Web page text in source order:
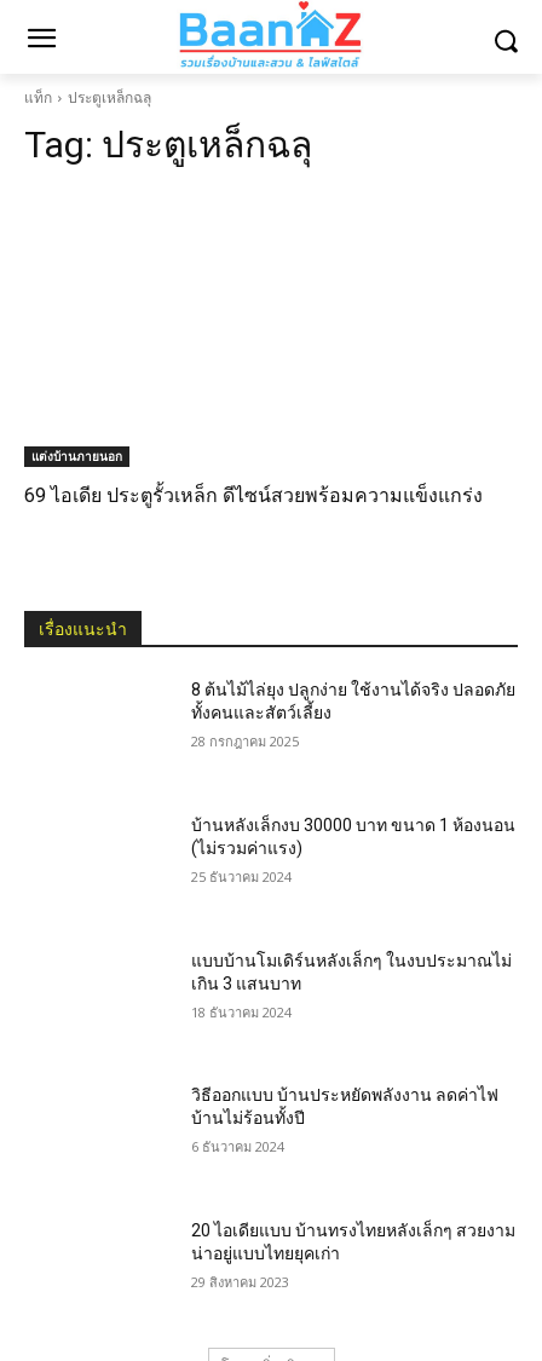
แท็ก ประตูเหล็กฉลุ
Tag: ประตูเหล็กฉลุ
แต่งบ้านภายนอก
69 ไอเดีย ประตูรั้วเหล็ก ดีไซน์สวยพร้อมความแข็งแกร่ง
เรื่องแนะนำ
8 ต้นไม้ไล่ยุง ปลูกง่าย ใช้งานได้จริง ปลอดภัย
ทั้งคนและสัตว์เลี้ยง
28 กรกฎาคม 2025
บ้านหลังเล็กงบ 30000 บาท ขนาด 1 ห้องนอน
(ไม่รวมค่าแรง)
25 ธันวาคม 2024
แบบบ้านโมเดิร์นหลังเล็กๆ ในงบประมาณไม่
เกิน 3 แสนบาท
18 ธันวาคม 2024
วิธีออกแบบ บ้านประหยัดพลังงาน ลดค่าไฟ
บ้านไม่ร้อนทั้งปี
6 ธันวาคม 2024
20 ไอเดียแบบ บ้านทรงไทยหลังเล็กๆ สวยงาม
น่าอยู่แบบไทยยุคเก่า
29 สิงหาคม 2023